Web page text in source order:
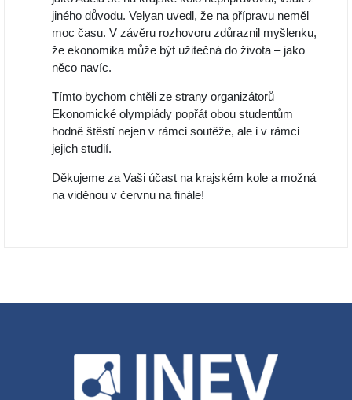
jiného důvodu. Velyan uvedl, že na přípravu neměl
moc času. V závěru rozhovoru zdůraznil myšlenku,
že ekonomika může být užitečná do života – jako
něco navíc.
Tímto bychom chtěli ze strany organizátorů
Ekonomické olympiády popřát obou studentům
hodně štěstí nejen v rámci soutěže, ale i v rámci
jejich studií.
Děkujeme za Vaši účast na krajském kole a možná
na viděnou v červnu na finále!